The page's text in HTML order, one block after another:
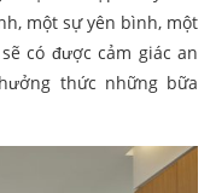
một sự yên bình, một
có được cảm giác an
thức những bữa